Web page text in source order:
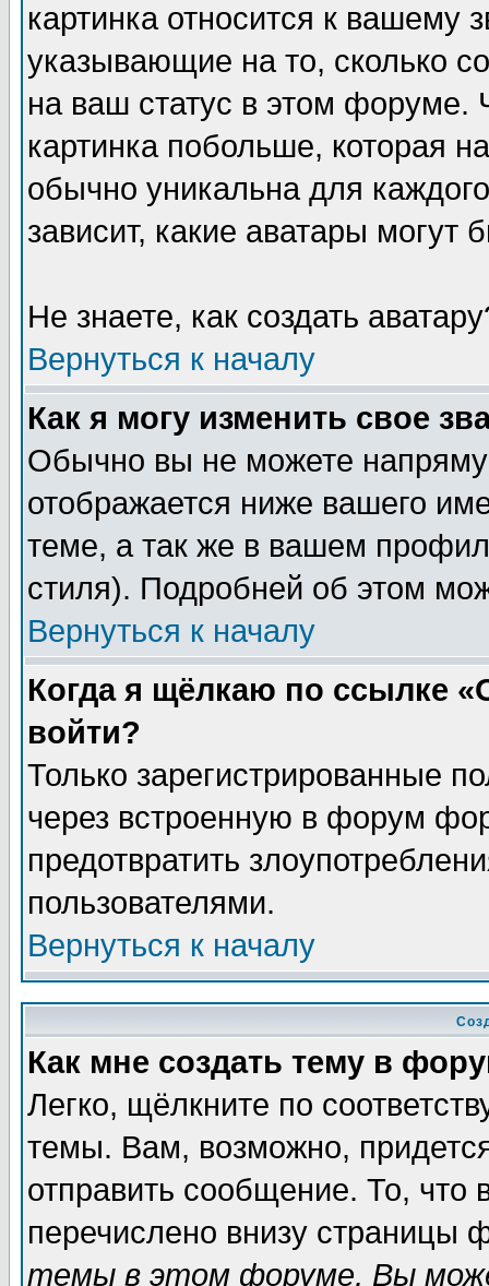
картинка относится к вашему
указывающие на то, сколько
на ваш статус в этом форуме.
картинка побольше, которая
обычно уникальна для
зависит, какие аватары могут
Не знаете, как создать
Вернуться к началу
Как я могу изменить свое
Обычно вы не можете
отображается ниже вашего
теме, а так же в вашем
стиля). Подробней об этом
Вернуться к началу
Когда я щёлкаю по ссылке
войти?
Только зарегистрированные
через встроенную в форум
предотвратить
пользователями.
Вернуться к началу
Как мне создать тему в
Легко, щёлкните по
темы. Вам, возможно,
отправить сообщение. То,
перечислено внизу страницы
темы в этом форуме, Вы